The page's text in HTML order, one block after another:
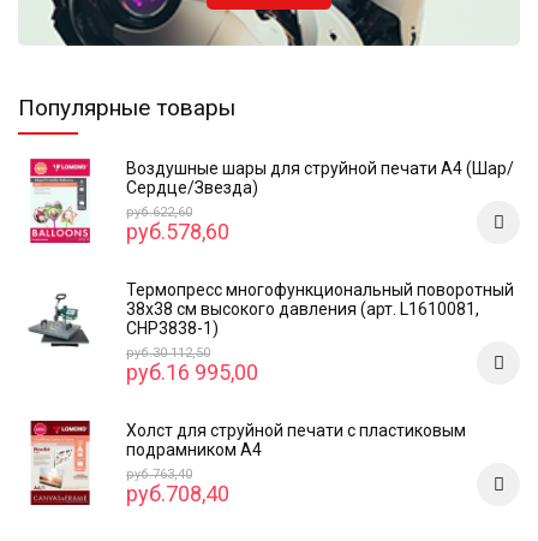
Популярные товары
Воздушные шары для струйной печати А4 (Шар/
Сердце/Звезда)
руб.622,60
руб.578,60
Термопресс многофункциональный поворотный
38х38 см высокого давления (арт. L1610081,
CHP3838-1)
руб.30 112,50
руб.16 995,00
Холст для струйной печати с пластиковым
подрамником А4
руб.763,40
руб.708,40